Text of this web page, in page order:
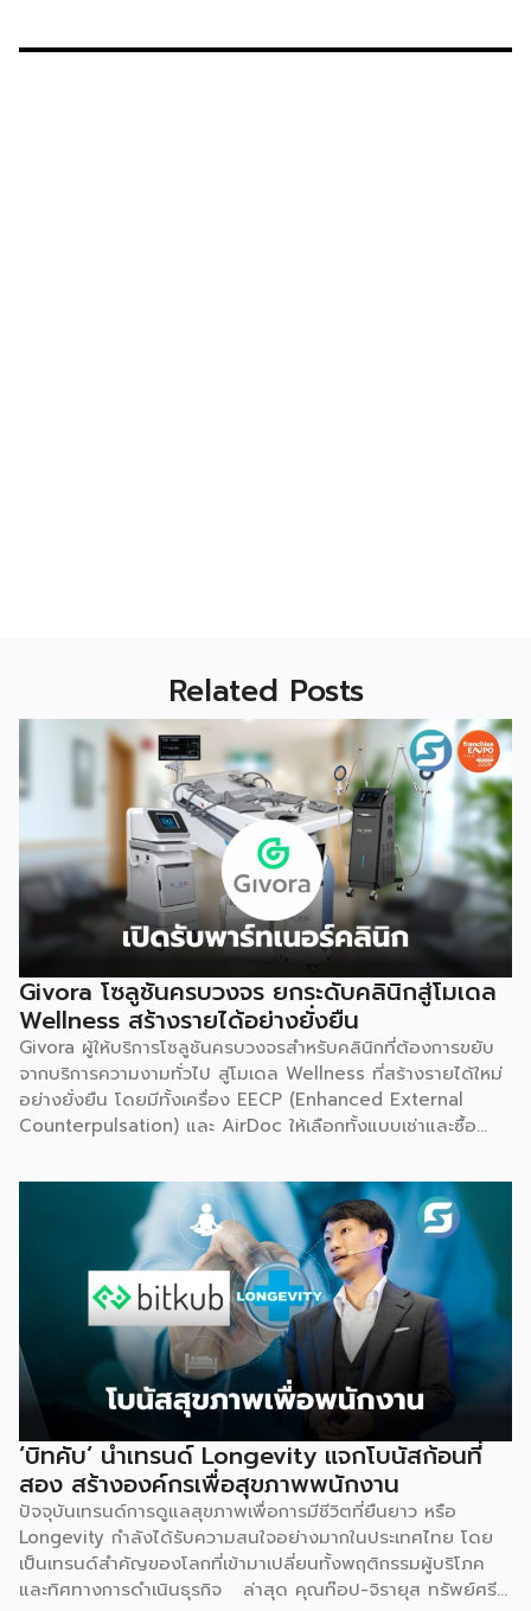
Related Posts
Givora โซลูชันครบวงจร ยกระดับคลินิกสู่โมเดล
Wellness สร้างรายได้อย่างยั่งยืน
Givora ผู้ให้บริการโซลูชันครบวงจรสำหรับคลินิกที่ต้องการขยับ
จากบริการความงามทั่วไป สู่โมเดล Wellness ที่สร้างรายได้ใหม่
อย่างยั่งยืน โดยมีทั้งเครื่อง EECP (Enhanced External
Counterpulsation) และ AirDoc ให้เลือกทั้งแบบเช่าและซื้อ
ธุรกิจใหม่ พร้อมทีมช่างที่คอยดูแลตรวจเช็กเครื่องมืออย่าง
สม่ำเสมอ ให้มั่นใจได้ว่าอุปกรณ์ทำงานอย่างมีประสิทธิภาพตลอด
อายุการใช้งาน เหมาะสำหรับคลินิกที่ต้องการสร้างรายได้เพิ่ม โดย
ไม่ต้องใช้เงินก้อนใหญ่ตั้งแต่วันแรก จุดเริ่มต้น มองเห็นกับดักที่
ทำให้อุตสาหกรรมสุขภาพ-ความงามไปไม่ถึงเป้าหมาย Givora
ไม่ได้เริ่มต้นจากการขายเครื่องมือเพียงอย่างเดียว แต่เกิดจากการ
มองเห็นว่าผู้ประกอบการจำนวนมากที่ตั้งใจอยากขยายธุรกิจสู่
Wellness กลับติดกับดักซ้ำ ๆ 3 เรื่องหลัก จนไปไม่ถึงเป้าหมาย
ที่วางไว้ ได้แก่ การไม่มีความรู้และขาดความเชี่ยวชาญเฉพาะด้าน
การไม่มีฐานลูกค้าเพราะการตลาดไม่ตรงกลุ่ม และการเริ่มต้นผิด
จุดทั้งเรื่องเครื่องมือ ระบบ และราคา Givora จึงออกแบบ
โซลูชันให้ครอบคลุมทั้งสามปัญหานี้ในคราวเดียวกัน แทนที่จะให้
คลินิกต้องแก้ปัญหาทีละเรื่องด้วยตัวเอง ด้านความรู้และความ
เชี่ยวชาญ — Givora มีทีมฝึกอบรมบุคลากรให้ได้มาตรฐาน
เดียวกัน พร้อมควบคุมคุณภาพและมาตรฐานการบริการตลอด
กระบวนการ เพื่อให้คลินิกพันธมิตรมั่นใจได้ว่าบุคลากรพร้อมให้
บริการอย่างถูกต้องตั้งแต่วันแรก ด้านฐานลูกค้าและการตลาด
‘บิทคับ’ นำเทรนด์ Longevity แจกโบนัสก้อนที่
สอง สร้างองค์กรเพื่อสุขภาพพนักงาน
ปัจจุบันเทรนด์การดูแลสุขภาพเพื่อการมีชีวิตที่ยืนยาว หรือ
Longevity กำลังได้รับความสนใจอย่างมากในประเทศไทย โดย
เป็นเทรนด์สำคัญของโลกที่เข้ามาเปลี่ยนทั้งพฤติกรรมผู้บริโภค
และทิศทางการดำเนินธุรกิจ ล่าสุด คุณท๊อป-จิรายุส ทรัพย์ศรี